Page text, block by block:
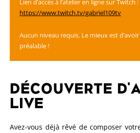
Lien d’accès à l’atelier en ligne sur Twitch :
https://www.twitch.tv/gabriel109tv
Aucun niveau requis. Le mieux est
préalable !
DÉCOUVERTE
LIVE
Avez-vous déjà rêvé de composer